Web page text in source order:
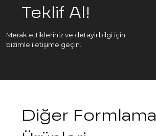
Teklif Al!
Merak ettikleriniz ve detaylı bilgi için
bizimle iletişime geçin.
Diğer Formlama